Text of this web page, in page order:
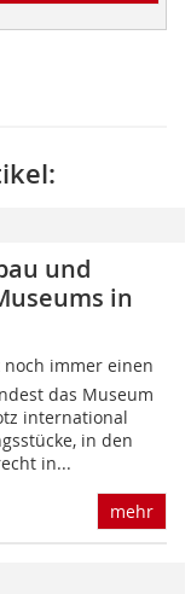
und
in
noch immer einen
das Museum
international
in den
in...
mehr